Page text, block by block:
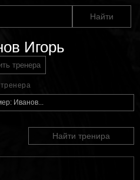
Игорь
тренера
Найти тренира